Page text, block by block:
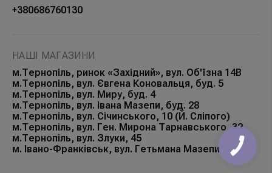
+380686760130
НАШІ МАГАЗИНИ
м.Тернопіль, ринок «Західний», вул. Об'їзна 14В
м.Тернопіль, вул. Євгена Коновальця, буд. 5
м.Тернопіль, вул. Миру, буд. 4
м.Тернопіль, вул. Івана Мазепи, буд. 28
м.Тернопіль, вул. Січинського, 10 (Й. Сліпого)
м.Тернопіль, вул. Ген. Мирона Тарнавського, 32
м.Тернопіль, вул. Злуки, 45
м. Івано-Франківськ, вул. Гетьмана Мазепи, 168Б
КНОПКА
ЗВ'ЯЗКУ